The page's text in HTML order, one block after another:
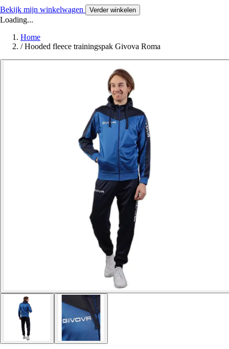
Bekijk mijn winkelwagen Verder winkelen
Loading...
Home
/ Hooded fleece trainingspak Givova Roma